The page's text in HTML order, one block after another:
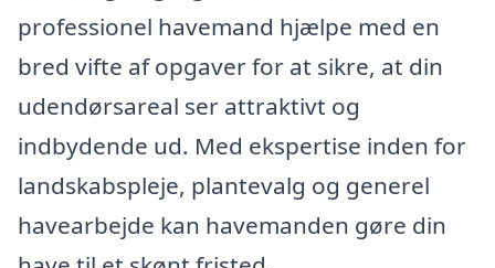
professionel havemand hjælpe med en
bred vifte af opgaver for at sikre, at din
udendørsareal ser attraktivt og
indbydende ud. Med ekspertise inden for
landskabspleje, plantevalg og generel
havearbejde kan havemanden gøre din